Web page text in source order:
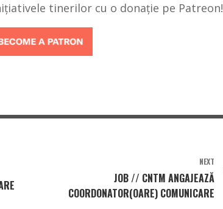
tinerilor cu o donație pe Patreon!
NEXT
JOB // CNTM ANGAJEAZĂ
COORDONATOR(OARE) COMUNICARE